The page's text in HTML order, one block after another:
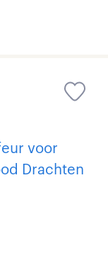
voor
Drachten